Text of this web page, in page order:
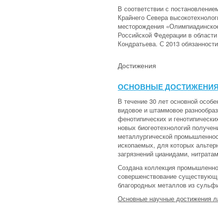
В соответствии с
Крайнего Севера
месторождения
Российской Федерации в
Кондратьева. С 2013
Достижения
ОСНОВНЫЕ
В течение 30 лет основной
видовое и штаммовое
фенотипических и
новых биогеотехнологий
металлургической
ископаемых, для которых
загрязнений цианидами,
Создана коллекция
совершенствование
благородных металлов из
Основные научные достижения